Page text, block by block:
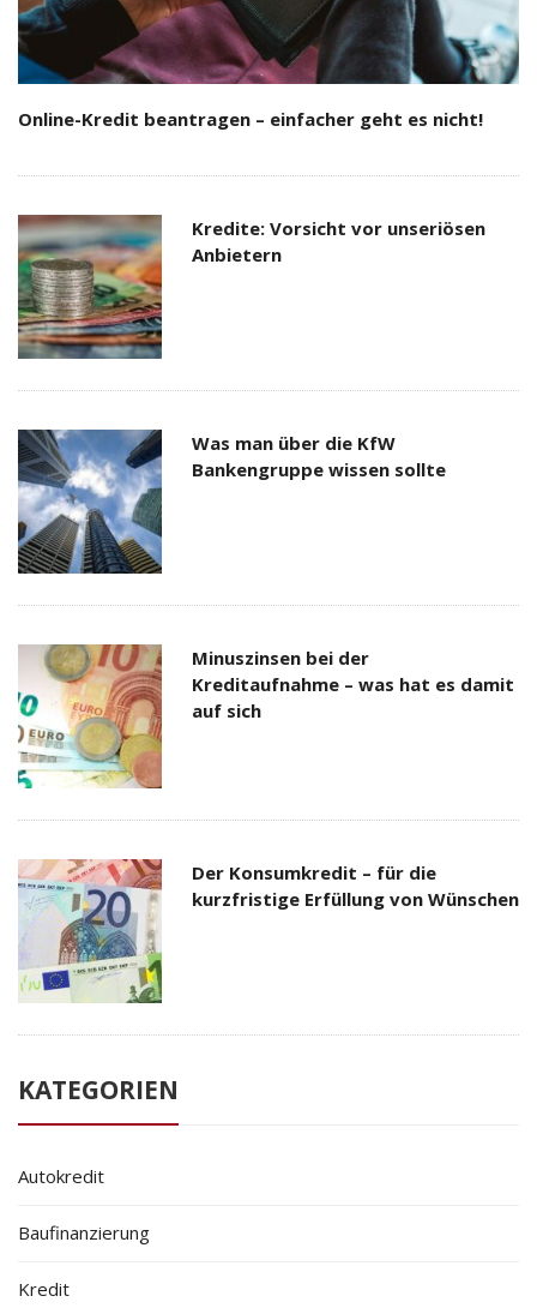
Online-Kredit beantragen – einfacher geht es nicht!
Kredite: Vorsicht vor unseriösen
Anbietern
Was man über die KfW
Bankengruppe wissen sollte
Minuszinsen bei der
Kreditaufnahme – was hat es damit
auf sich
Der Konsumkredit – für die
kurzfristige Erfüllung von Wünschen
KATEGORIEN
Autokredit
Baufinanzierung
Kredit